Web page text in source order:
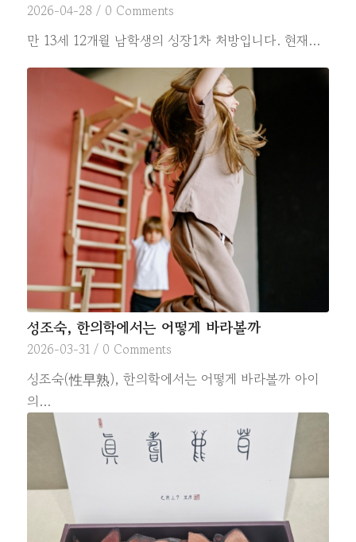
2026-04-28 / 0 Comments
만 13세 12개월 남학생의 성장1차 처방입니다. 현재…
성조숙, 한의학에서는 어떻게 바라볼까
2026-03-31 / 0 Comments
성조숙(性早熟), 한의학에서는 어떻게 바라볼까 아이
의…